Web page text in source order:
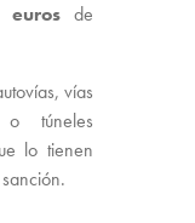
de
vías
o túneles
lo tienen